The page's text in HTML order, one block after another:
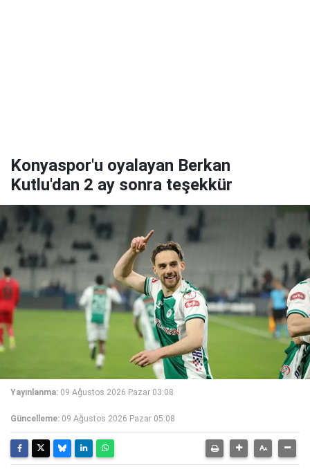
Konyaspor'u oyalayan Berkan
Kutlu'dan 2 ay sonra teşekkür
Yayınlanma: 09 Ağustos 2026 Pazar 03:08
Güncelleme: 09 Ağustos 2026 Pazar 05:08